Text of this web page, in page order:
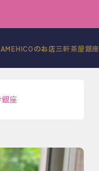
のお店三軒茶屋銀座
銀座